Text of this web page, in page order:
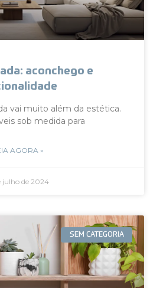
aconchego e
vai muito além da estética.
sob medida para
AGORA »
julho de 2024
SEM CATEGORIA